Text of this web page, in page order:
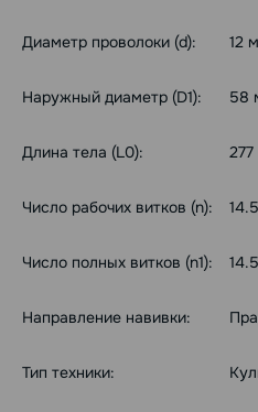
Диаметр проволоки (d): 12
Наружный диаметр (D1): 58
Длина тела (L0):
Число рабочих витков (n): 14.5
Число полных витков (n1): 14.5
Направление навивки:
Тип техники: